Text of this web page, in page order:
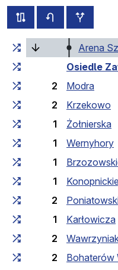
wszystkie trasy tej linii
rozkład
Czas przejazduArena
Osiedle
2
Modra
2
Krzekowo
1
Żołnierska
1
Wernyhory
1
1
2
1
Karłowicza
2
2
Bohaterów